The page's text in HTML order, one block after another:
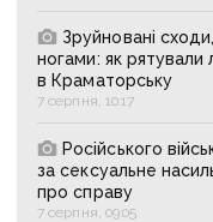
Зруйновані
ногами: як рятували
в Краматорську
7 серпня, 10:17
Російського
за сексуальне
про справу
7 серпня, 09:05